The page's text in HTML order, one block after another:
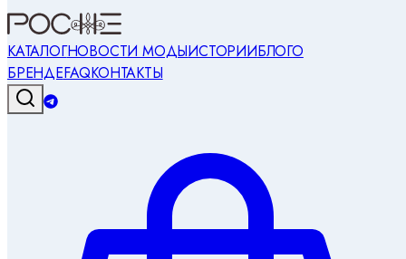
КАТАЛОГНОВОСТИ МОДЫИСТОРИИБЛОГО
БРЕНДЕFAQКОНТАКТЫ